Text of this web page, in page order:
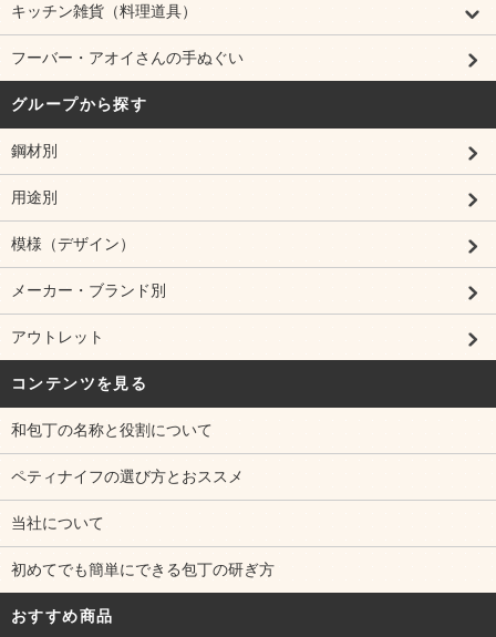
キッチン雑貨（料理道具）
フーバー・アオイさんの手ぬぐい
グループから探す
鋼材別
用途別
模様（デザイン）
メーカー・ブランド別
アウトレット
コンテンツを見る
和包丁の名称と役割について
ペティナイフの選び方とおススメ
当社について
初めてでも簡単にできる包丁の研ぎ方
おすすめ商品